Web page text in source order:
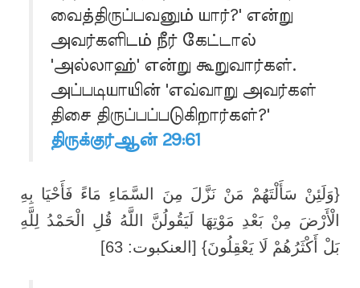
வைத்திருப்பவனும் யார்?' என்று
அவர்களிடம் நீர் கேட்டால்
'அல்லாஹ்' என்று கூறுவார்கள்.
அப்படியாயின் 'எவ்வாறு அவர்கள்
திசை திருப்பப்படுகிறார்கள்?'
திருக்குர்ஆன் 29:61
{وَلَئِنْ سَأَلْتَهُمْ مَنْ نَزَّلَ مِنَ السَّمَاءِ مَاءً فَأَحْيَا بِهِ
الْأَرْضَ مِنْ بَعْدِ مَوْتِهَا لَيَقُولُنَّ اللَّهُ قُلِ الْحَمْدُ لِلَّهِ
بَلْ أَكْثَرُهُمْ لَا يَعْقِلُونَ} [العنكبوت: 63]